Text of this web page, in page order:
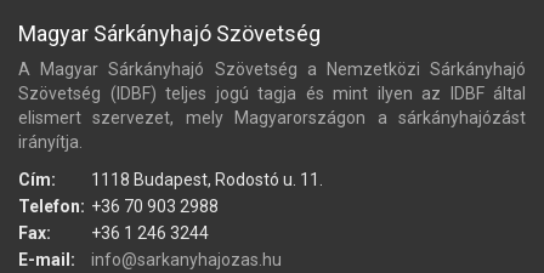
Magyar Sárkányhajó Szövetség
A Magyar Sárkányhajó Szövetség a Nemzetközi Sárkányhajó
Szövetség (IDBF) teljes jogú tagja és mint ilyen az IDBF által
elismert szervezet, mely Magyarországon a sárkányhajózást
irányítja.
Cím:
1118 Budapest, Rodostó u. 11.
Telefon: +36 70 903 2988
Fax:
+36 1 246 3244
E-mail:
info@sarkanyhajozas.hu